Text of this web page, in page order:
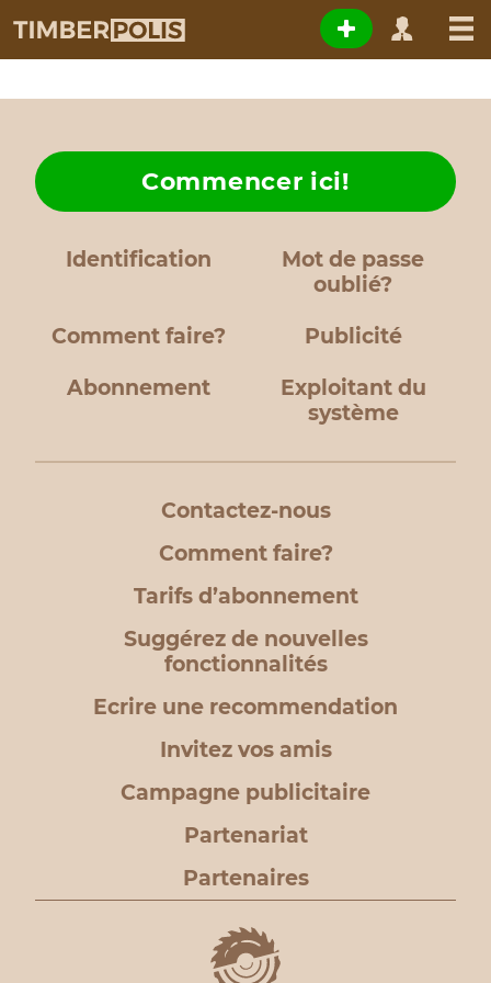
Identification
Mot de passe
oublié?
Comment faire?
Commencer ici!
Publicité
Abonnement
Exploitant du
système
Contactez-nous
Comment faire?
Tarifs d’abonnement
Suggérez de nouvelles
fonctionnalités
Ecrire une recommendation
Invitez vos amis
Campagne publicitaire
Partenariat
Partenaires